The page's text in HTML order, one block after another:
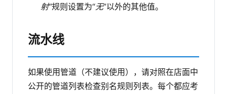
射”规则设置为“无”以外的其他值。
流水线
如果使用管道（不建议使用），请对照在店面中
公开的管道列表检查别名规则列表。每个都应考